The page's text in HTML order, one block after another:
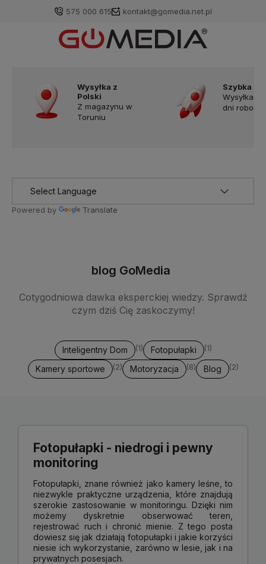
575 000 615 kontakt@gomedia.net.pl
Wysyłka z
Polski
Z magazynu w
Toruniu
Szybka
Wysyłka w
dni
Powered by Translate
blog GoMedia
Cotygodniowa dawka eksperckiej wiedzy. Sprawdź
czym dziś Cię zaskoczymy!
Inteligentny Dom (1) Fotopułapki (1)
Kamery sportowe (2) Motoryzacja (8) Blog (2)
Fotopułapki - niedrogi i pewny
monitoring
Fotopułapki, znane również jako kamery leśne, to
niezwykle praktyczne urządzenia, które znajdują
szerokie zastosowanie w monitoringu. Dzięki nim
możemy dyskretnie obserwować teren,
rejestrować ruch i chronić mienie. Z tego posta
dowiesz się jak działają fotopułapki i jakie korzyści
niesie ich wykorzystanie, zarówno w lesie, jak i na
prywatnych posesjach.